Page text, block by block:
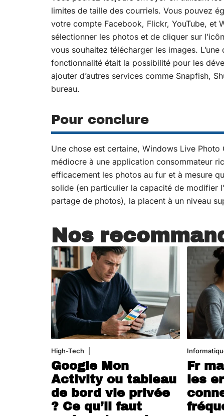
limites de taille des courriels. Vous pouvez
votre compte Facebook, Flickr, YouTube, et
sélectionner les photos et de cliquer sur
vous souhaitez télécharger les images.
fonctionnalité était la possibilité pour les
ajouter d’autres services comme Snapfish,
bureau.
Pour conclure
Une chose est certaine, Windows Live
médiocre à une application consommateur
efficacement les photos au fur et à mesure
solide (en particulier la capacité de modifier
partage de photos), la placent à un niveau
Nos
High-Tech
Google Mon
Activity ou tableau
de bord vie privée
? Ce qu’il faut
Fr
les